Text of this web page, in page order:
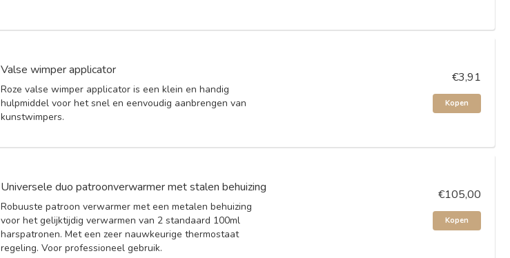
Valse wimper applicator
Roze valse wimper applicator is een klein en handig
hulpmiddel voor het snel en eenvoudig aanbrengen van
kunstwimpers.
€3,91
Kopen
Universele duo patroonverwarmer met stalen behuizing
Robuuste patroon verwarmer met een metalen behuizing
voor het gelijktijdig verwarmen van 2 standaard 100ml
harspatronen. Met een zeer nauwkeurige thermostaat
regeling. Voor professioneel gebruik.
€105,00
Kopen